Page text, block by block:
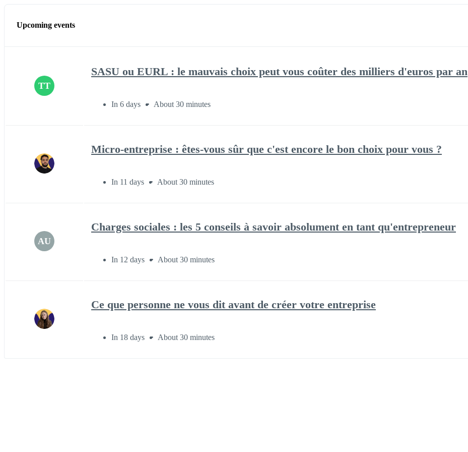
Upcoming events
TT
SASU ou EURL : le mauvais choix peut vous coûter des milliers d'euros par an
In 6 days About 30 minutes
Micro-entreprise : êtes-vous sûr que c'est encore le bon choix pour vous ?
In 11 days About 30 minutes
AU
Charges sociales : les 5 conseils à savoir absolument en tant qu'entrepreneur
In 12 days About 30 minutes
Ce que personne ne vous dit avant de créer votre entreprise
In 18 days About 30 minutes